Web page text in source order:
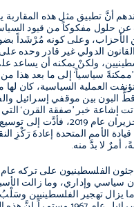
أنَّ تطبيق مثل هذه المقاربة
حلول مفكوكاً من قيود
الأحزاب، وعلى كونه مُرْشَداً
الدولي غير قادر وحده
ولكنْ يمكنه أن يساعد
سياسياً‘ إلى ما بعد هذا من
العملية السياسية، كان
البون بين موقفي إسرائيل
إشاعة خبر ’صفقة القرن‘
الأمريكية في يونيو/حزيران عام
الأمم المتحدة إعادةَ رَكْزِ
أمرٌ لا بدَّ منه.
سياسي وإداري، وما زالت
يزال تهجير الفلسطينيين